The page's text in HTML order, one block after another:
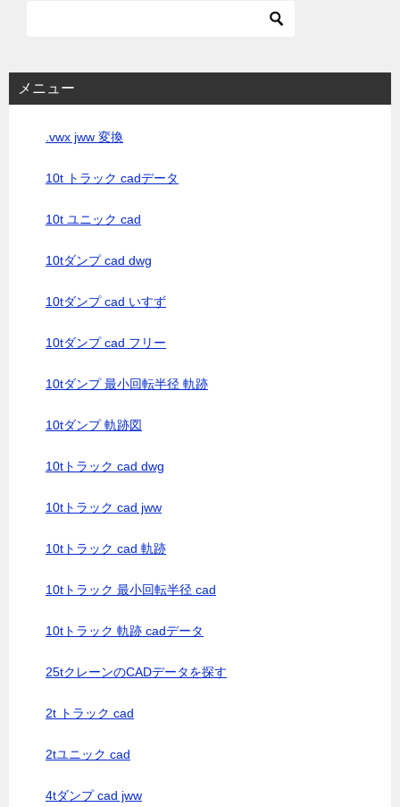
メニュー
.vwx jww 変換
10t トラック cadデータ
10t ユニック cad
10tダンプ cad dwg
10tダンプ cad いすず
10tダンプ cad フリー
10tダンプ 最小回転半径 軌跡
10tダンプ 軌跡図
10tトラック cad dwg
10tトラック cad jww
10tトラック cad 軌跡
10tトラック 最小回転半径 cad
10tトラック 軌跡 cadデータ
25tクレーンのCADデータを探す
2t トラック cad
2tユニック cad
4tダンプ cad jww